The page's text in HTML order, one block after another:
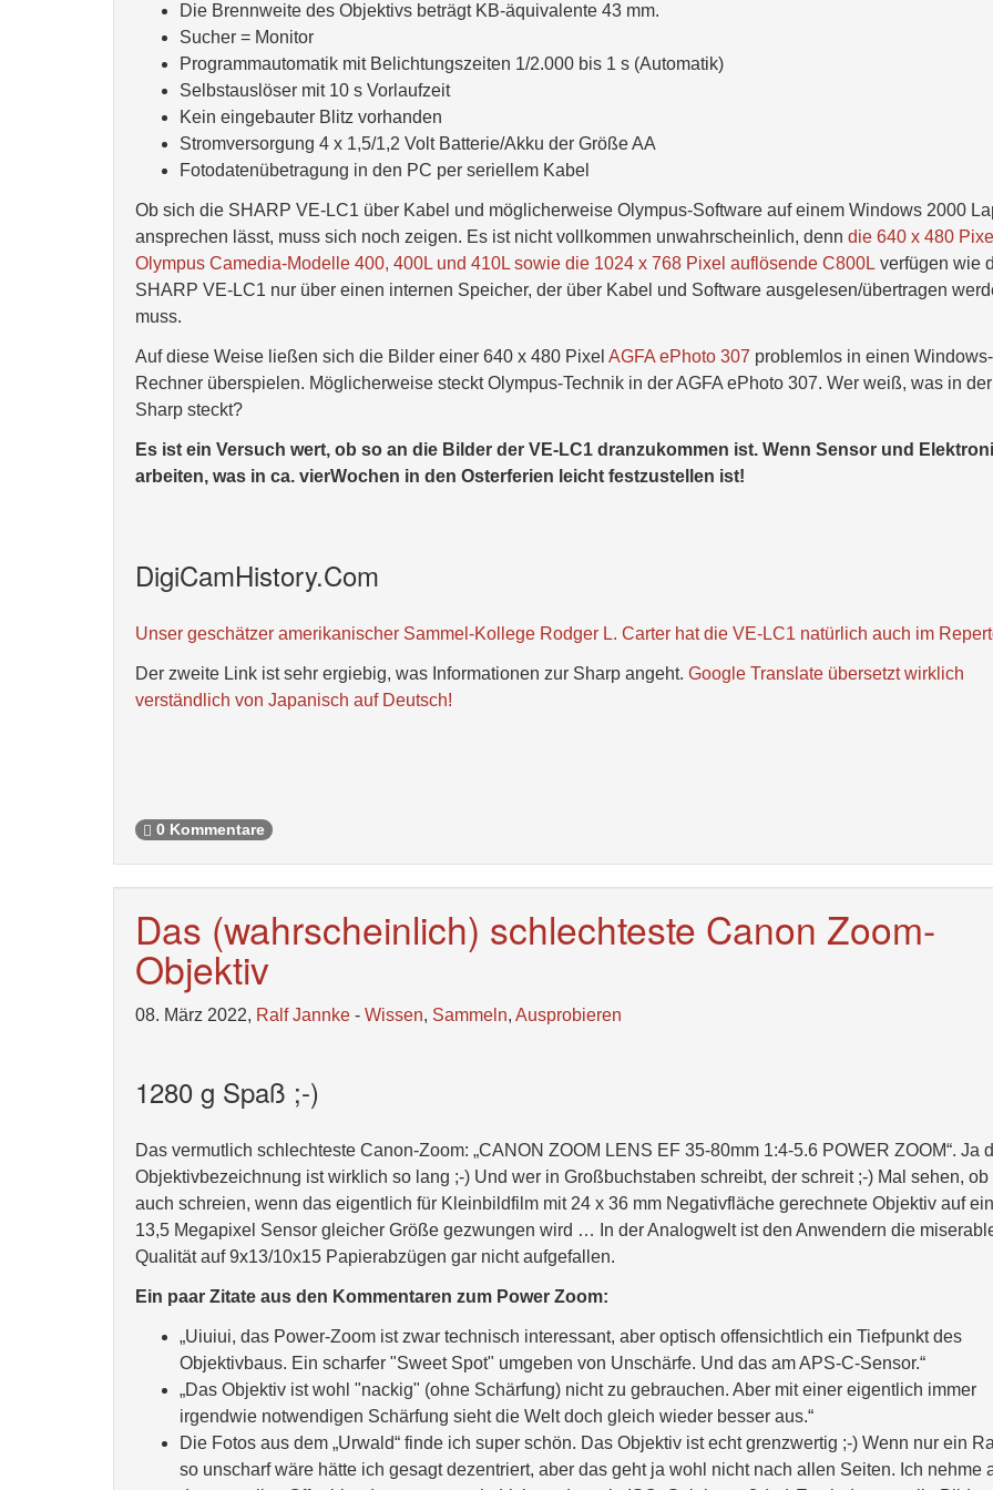
Die Brennweite des Objektivs beträgt KB-äquivalente 43 mm.
Sucher = Monitor
Programmautomatik mit Belichtungszeiten 1/2.000 bis 1 s (Automatik)
Selbstauslöser mit 10 s Vorlaufzeit
Kein eingebauter Blitz vorhanden
Stromversorgung 4 x 1,5/1,2 Volt Batterie/Akku der Größe AA
Fotodatenübetragung in den PC per seriellem Kabel
Ob sich die SHARP VE-LC1 über Kabel und möglicherweise Olympus-Software auf einem Windows 2000
ansprechen lässt, muss sich noch zeigen. Es ist nicht vollkommen unwahrscheinlich, denn die 640 x 480 Pixel
Olympus Camedia-Modelle 400, 400L und 410L sowie die 1024 x 768 Pixel auflösende C800L verfügen wie
SHARP VE-LC1 nur über einen internen Speicher, der über Kabel und Software ausgelesen/übertragen
muss.
Auf diese Weise ließen sich die Bilder einer 640 x 480 Pixel AGFA ePhoto 307 problemlos in einen Windows-
Rechner überspielen. Möglicherweise steckt Olympus-Technik in der AGFA ePhoto 307. Wer weiß, was in der
Sharp steckt?
Es ist ein Versuch wert, ob so an die Bilder der VE-LC1 dranzukommen ist. Wenn Sensor und
arbeiten, was in ca. vierWochen in den Osterferien leicht festzustellen ist!
DigiCamHistory.Com
Unser geschätzer amerikanischer Sammel-Kollege Rodger L. Carter hat die VE-LC1 natürlich auch im
Der zweite Link ist sehr ergiebig, was Informationen zur Sharp angeht. Google Translate übersetzt wirklich
verständlich von Japanisch auf Deutsch!
0 Kommentare
Das (wahrscheinlich) schlechteste Canon Zoom-
Objektiv
08. März 2022, Ralf Jannke - Wissen, Sammeln, Ausprobieren
1280 g Spaß ;-)
Das vermutlich schlechteste Canon-Zoom: „CANON ZOOM LENS EF 35-80mm 1:4-5.6 POWER ZOOM“. Ja
Objektivbezeichnung ist wirklich so lang ;-) Und wer in Großbuchstaben schreibt, der schreit ;-) Mal sehen, ob
auch schreien, wenn das eigentlich für Kleinbildfilm mit 24 x 36 mm Negativfläche gerechnete Objektiv auf
13,5 Megapixel Sensor gleicher Größe gezwungen wird … In der Analogwelt ist den Anwendern die
Qualität auf 9x13/10x15 Papierabzügen gar nicht aufgefallen.
Ein paar Zitate aus den Kommentaren zum Power Zoom:
„Uiuiui, das Power-Zoom ist zwar technisch interessant, aber optisch offensichtlich ein Tiefpunkt des
Objektivbaus. Ein scharfer "Sweet Spot" umgeben von Unschärfe. Und das am APS-C-Sensor.“
„Das Objektiv ist wohl "nackig" (ohne Schärfung) nicht zu gebrauchen. Aber mit einer eigentlich immer
irgendwie notwendigen Schärfung sieht die Welt doch gleich wieder besser aus.“
Die Fotos aus dem „Urwald“ finde ich super schön. Das Objektiv ist echt grenzwertig ;-) Wenn nur ein
so unscharf wäre hätte ich gesagt dezentriert, aber das geht ja wohl nicht nach allen Seiten. Ich nehme